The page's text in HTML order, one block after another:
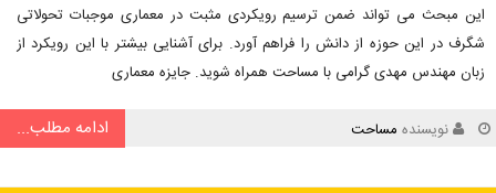
این مبحث می تواند ضمن ترسیم رویکردی مثبت در معماری موجبات تحولاتی
شگرف در این حوزه از دانش را فراهم آورد. برای آشنایی بیشتر با این رویکرد از
زبان مهندس مهدی گرامی با مساحت همراه شوید. جایزه معماری
نویسنده مساحت ادامه مطلب...